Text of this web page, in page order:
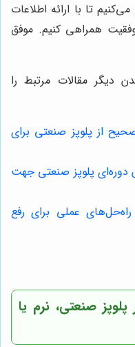
تا با ارائه اطلاعات
همراهی کنیم. موفق
دیگر مقالات مرتبط را
از پلوپز صنعتی برای
پلوپز صنعتی جهت
عملی برای رفع
صنعتی، نرم یا